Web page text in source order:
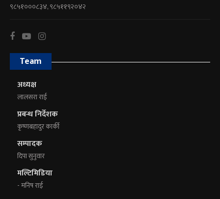
९८५१०००८३४, ९८५११९२०४२
Team
अध्यक्ष
लालसरा राई
प्रबन्ध निर्देशक
कृष्णबहादुर कार्की
सम्पादक
दिपा सुनुवार
मल्टिमिडिया
- मनिष राई